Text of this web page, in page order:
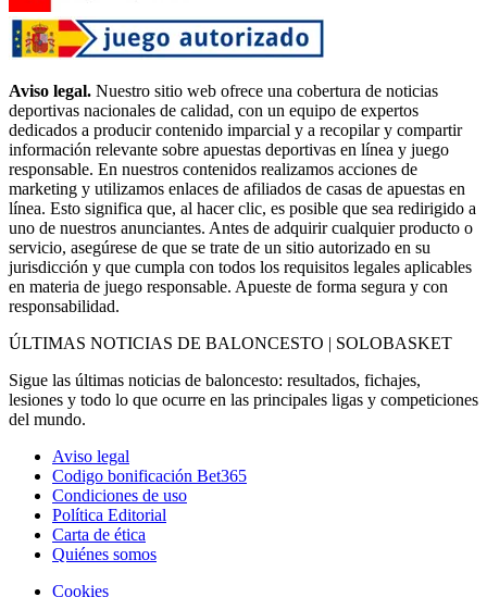
Aviso legal. Nuestro sitio web ofrece una cobertura de noticias
deportivas nacionales de calidad, con un equipo de expertos
dedicados a producir contenido imparcial y a recopilar y compartir
información relevante sobre apuestas deportivas en línea y juego
responsable. En nuestros contenidos realizamos acciones de
marketing y utilizamos enlaces de afiliados de casas de apuestas en
línea. Esto significa que, al hacer clic, es posible que sea redirigido a
uno de nuestros anunciantes. Antes de adquirir cualquier producto o
servicio, asegúrese de que se trate de un sitio autorizado en su
jurisdicción y que cumpla con todos los requisitos legales aplicables
en materia de juego responsable. Apueste de forma segura y con
responsabilidad.
ÚLTIMAS NOTICIAS DE BALONCESTO | SOLOBASKET
Sigue las últimas noticias de baloncesto: resultados, fichajes,
lesiones y todo lo que ocurre en las principales ligas y competiciones
del mundo.
Aviso legal
Codigo bonificación Bet365
Condiciones de uso
Política Editorial
Carta de ética
Quiénes somos
Cookies